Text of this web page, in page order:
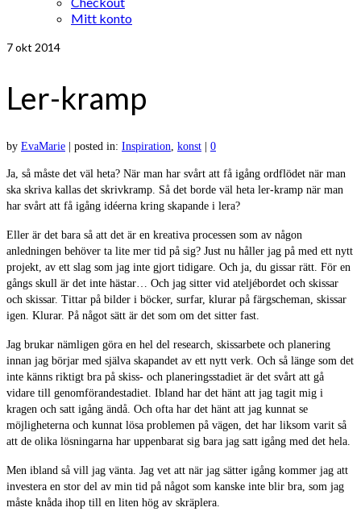
Mitt konto
7okt 2014
Ler-kramp
by EvaMarie posted in: Inspiration, konst 0
Ja, så måste det väl heta? När man har svårt att få igång ordflödet när man
ska skriva kallas det skrivkramp. Så det borde väl heta ler-kramp när man
har svårt att få igång idéerna kring skapande i lera?
Eller är det bara så att det är en kreativa processen som av någon
anledningen behöver ta lite mer tid på sig? Just nu håller jag på med ett nytt
projekt, av ett slag som jag inte gjort tidigare. Och ja, du gissar rätt. För en
gångs skull är det inte hästar… Och jag sitter vid ateljébordet och skissar
och skissar. Tittar på bilder i böcker, surfar, klurar på färgscheman, skissar
igen. Klurar. På något sätt är det som om det sitter fast.
Jag brukar nämligen göra en hel del research, skissarbete och planering
innan jag börjar med själva skapandet av ett nytt verk. Och så länge som det
inte känns riktigt bra på skiss- och planeringsstadiet är det svårt att gå
vidare till genomförandestadiet. Ibland har det hänt att jag tagit mig i
kragen och satt igång ändå. Och ofta har det hänt att jag kunnat se
möjligheterna och kunnat lösa problemen på vägen, det har liksom varit så
att de olika lösningarna har uppenbarat sig bara jag satt igång med det hela.
Men ibland så vill jag vänta. Jag vet att när jag sätter igång kommer jag att
investera en stor del av min tid på något som kanske inte blir bra, som jag
måste knåda ihop till en liten hög av skräplera.